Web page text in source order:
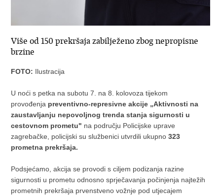
Više od 150 prekršaja zabilježeno zbog nepropisne
brzine
FOTO: Ilustracija
U noći s petka na subotu 7. na 8. kolovoza tijekom
provođenja preventivno-represivne akcije „Aktivnosti na
zaustavljanju nepovoljnog trenda stanja sigurnosti u
cestovnom prometu" na području Policijske uprave
zagrebačke, policijski su službenici utvrdili ukupno323
prometna prekršaja.
Podsjećamo, akcija se provodi s ciljem podizanja razine
sigurnosti u prometu odnosno sprječavanja počinjenja najtežih
prometnih prekršaja prvenstveno vožnje pod utjecajem